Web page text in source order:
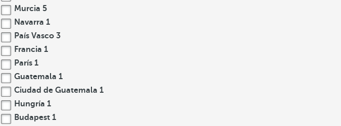
Murcia 5
Navarra 1
País Vasco 3
Francia 1
París 1
Guatemala 1
Ciudad de Guatemala 1
Hungría 1
Budapest 1